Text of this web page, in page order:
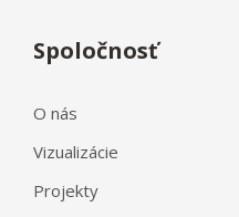
Spoločnosť
O nás
Vizualizácie
Projekty